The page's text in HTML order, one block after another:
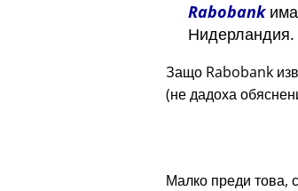
Rabobankима
Нидерландия.
Защо Rabobank
(не дадоха
Малко преди това,